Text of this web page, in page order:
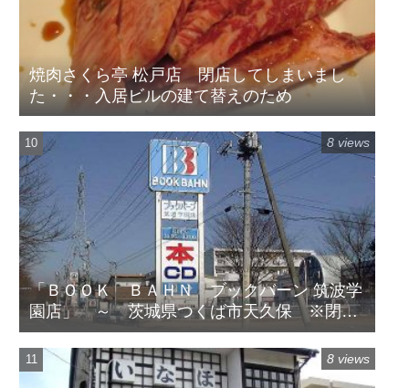
焼肉さくら亭 松戸店 閉店してしまいまし
た・・・入居ビルの建て替えのため
「ＢＯＯＫ ＢＡＨＮ ブックバーン 筑波学
園店」 ～ 茨城県つくば市天久保 ※閉店
してます
8 views
8 views